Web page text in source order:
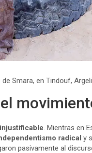
Smara, en Tindouf,
. Mientras en
radical y
pasivamente al